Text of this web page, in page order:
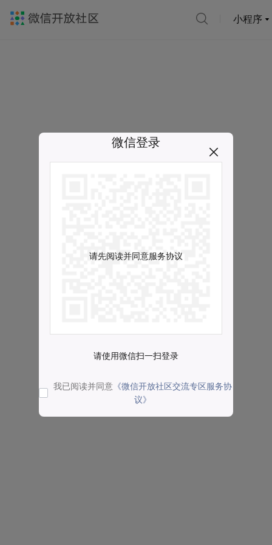
小程序
微信登录
请先阅读并同意服务协议
请使用微信扫一扫登录
我已阅读并同意 《微信开放社区交流专区服务协
议》